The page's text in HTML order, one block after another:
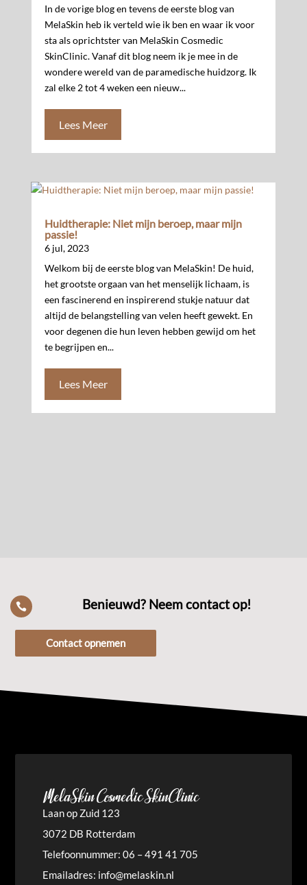
In de vorige blog en tevens de eerste blog van
MelaSkin heb ik verteld wie ik ben en waar ik voor
sta als oprichtster van MelaSkin Cosmedic
SkinClinic. Vanaf dit blog neem ik je mee in de
wondere wereld van de paramedische huidzorg. Ik
zal elke 2 tot 4 weken een nieuw...
Lees Meer
Huidtherapie: Niet mijn beroep, maar mijn
passie!
6 jul, 2023
Welkom bij de eerste blog van MelaSkin! De huid,
het grootste orgaan van het menselijk lichaam, is
een fascinerend en inspirerend stukje natuur dat
altijd de belangstelling van velen heeft gewekt. En
voor degenen die hun leven hebben gewijd om het
te begrijpen en...
Lees Meer
 Benieuwd? Neem contact op!
Contact opnemen
MelaSkin Cosmedic SkinClinic
Laan op Zuid 123
3072 DB Rotterdam
Telefoonnummer: 06 – 491 41 705
Emailadres: info@melaskin.nl